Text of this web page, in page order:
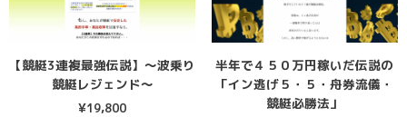
【競艇3連複最強伝説】〜波乗り
競艇レジェンド〜
¥19,800
半年で４５０万円稼いだ伝説の
「イン逃げ５・５・舟券流儀・
競艇必勝法」